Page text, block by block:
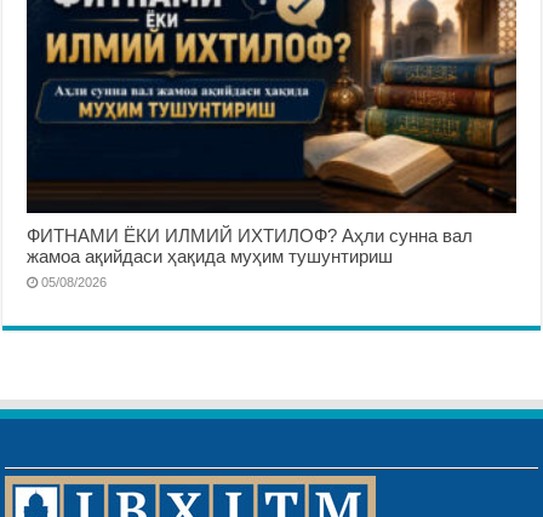
ФИТНАМИ ЁКИ ИЛМИЙ ИХТИЛОФ? Аҳли сунна вал
жамоа ақийдаси ҳақида муҳим тушунтириш
05/08/2026